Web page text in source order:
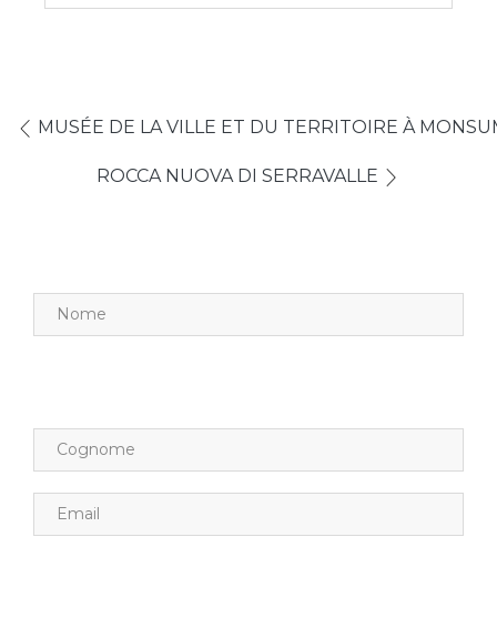
MUSÉE DE LA VILLE ET DU TERRITOIRE À
ROCCA NUOVA DI SERRAVALLE